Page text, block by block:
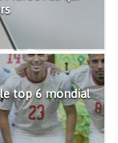
top 6 mondial